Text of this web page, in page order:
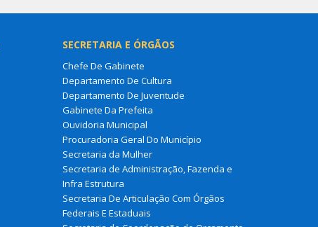
SECRETARIA E ÓRGÃOS
Chefe De Gabinete
Departamento De Cultura
Departamento De Juventude
Gabinete Da Prefeita
Ouvidoria Municipal
Procuradoria Geral Do Município
Secretaria da Mulher
Secretaria de Administração, Fazenda e
Infra Estrutura
Secretaria De Articulação Com Órgãos
Federais E Estaduais